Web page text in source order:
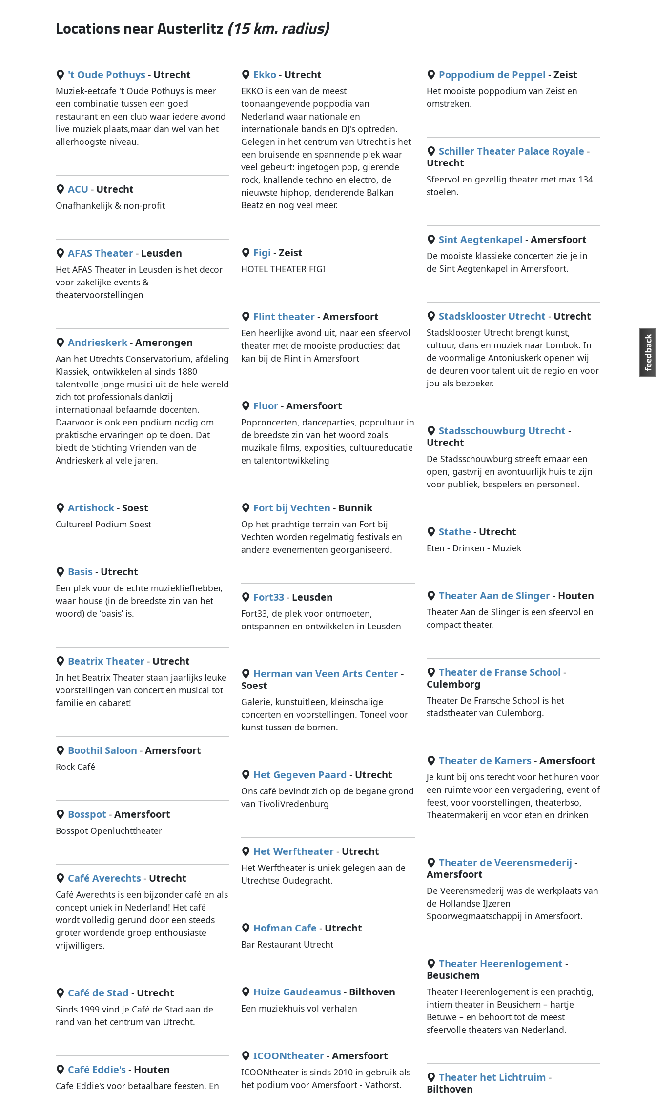
Locations near Austerlitz (15 km. radius)
't Oude Pothuys- Utrecht
Muziek-eetcafe 't Oude Pothuys is meer
een combinatie tussen een goed
restaurant en een club waar iedere avond
live muziek plaats,maar dan wel van het
allerhoogste niveau.
ACU - Utrecht
Onafhankelijk & non-profit
AFAS Theater- Leusden
Het AFAS Theater in Leusden is het decor
voor zakelijke events &
theatervoorstellingen
Andrieskerk-Amerongen
Aan het Utrechts Conservatorium, afdeling
Klassiek, ontwikkelen al sinds 1880
talentvolle jonge musici uit de hele wereld
zich tot professionals dankzij
internationaal befaamde docenten.
Daarvoor is ook een podium nodig om
praktische ervaringen op te doen. Dat
biedt de Stichting Vrienden van de
Andrieskerk al vele jaren.
Artishock- Soest
Cultureel Podium Soest
Basis- Utrecht
Een plek voor de echte muziekliefhebber,
waar house (in de breedste zin van het
woord) de ‘basis’ is.
Beatrix Theater- Utrecht
In het Beatrix Theater staan jaarlijks leuke
voorstellingen van concert en musical tot
familie en cabaret!
Boothil Saloon -Amersfoort
Rock Café
Bosspot -Amersfoort
Bosspot Openluchttheater
Café Averechts- Utrecht
Café Averechts is een bijzonder café en als
concept uniek in Nederland! Het café
wordt volledig gerund door een steeds
groter wordende groep enthousiaste
vrijwilligers.
Café de Stad - Utrecht
Sinds 1999 vind je Café de Stad aan de
rand van het centrum van Utrecht.
Café Eddie's- Houten
Cafe Eddie's voor betaalbare feesten. En
Ekko- Utrecht
EKKO is een van de meest
toonaangevende poppodia van
Nederland waar nationale en
internationale bands en DJ's optreden.
Gelegen in het centrum van Utrecht is het
een bruisende en spannende plek waar
veel gebeurt: ingetogen pop, gierende
rock, knallende techno en electro, de
nieuwste hiphop, denderende Balkan
Beatz en nog veel meer.
Figi -Zeist
HOTEL THEATER FIGI
Flint theater-Amersfoort
Een heerlijke avond uit, naar een sfeervol
theater met de mooiste producties: dat
kan bij de Flint in Amersfoort
Fluor-Amersfoort
Popconcerten, danceparties, popcultuur in
de breedste zin van het woord zoals
muzikale films, exposities, cultuureducatie
en talentontwikkeling
Fort bij Vechten - Bunnik
Op het prachtige terrein van Fort bij
Vechten worden regelmatig festivals en
andere evenementen georganiseerd.
Fort33- Leusden
Fort33, de plek voor ontmoeten,
ontspannen en ontwikkelen in Leusden
Herman van Veen Arts Center-
Soest
Galerie, kunstuitleen, kleinschalige
concerten en voorstellingen. Toneel voor
kunst tussen de bomen.
Het Gegeven Paard - Utrecht
Ons café bevindt zich op de begane grond
van TivoliVredenburg
Het Werftheater- Utrecht
Het Werftheater is uniek gelegen aan de
Utrechtse Oudegracht.
Hofman Cafe - Utrecht
Bar Restaurant Utrecht
Huize Gaudeamus- Bilthoven
Een muziekhuis vol verhalen
ICOONtheater-Amersfoort
ICOONtheater is sinds 2010 in gebruik als
het podium voor Amersfoort - Vathorst.
Poppodium de Peppel -Zeist
Het mooiste poppodium van Zeist en
omstreken.
Schiller Theater Palace Royale -
Utrecht
Sfeervol en gezellig theater met max 134
stoelen.
Sint Aegtenkapel -Amersfoort
De mooiste klassieke concerten zie je in
de Sint Aegtenkapel in Amersfoort.
Stadsklooster Utrecht - Utrecht
Stadsklooster Utrecht brengt kunst,
cultuur, dans en muziek naar Lombok. In
de voormalige Antoniuskerk openen wij
de deuren voor talent uit de regio en voor
jou als bezoeker.
Stadsschouwburg Utrecht -
Utrecht
De Stadsschouwburg streeft ernaar een
open, gastvrij en avontuurlijk huis te zijn
voor publiek, bespelers en personeel.
Stathe - Utrecht
Eten - Drinken - Muziek
Theater Aan de Slinger- Houten
Theater Aan de Slinger is een sfeervol en
compact theater.
Theater de Franse School -
Culemborg
Theater De Fransche School is het
stadstheater van Culemborg.
Theater de Kamers-Amersfoort
Je kunt bij ons terecht voor het huren voor
een ruimte voor een vergadering, event of
feest, voor voorstellingen, theaterbso,
Theatermakerij en voor eten en drinken
Theater de Veerensmederij -
Amersfoort
De Veerensmederij was de werkplaats van
de Hollandse IJzeren
Spoorwegmaatschappij in Amersfoort.
Theater Heerenlogement -
Beusichem
Theater Heerenlogement is een prachtig,
intiem theater in Beusichem – hartje
Betuwe – en behoort tot de meest
sfeervolle theaters van Nederland.
Theater het Lichtruim -
Bilthoven